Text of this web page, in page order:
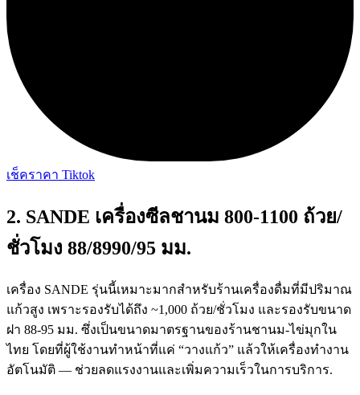
เช็คราคา Tiktok
2. SANDE เครื่องซีลชานม 800-1100 ถ้วย/
ชั่วโมง 88/8990/95 มม.
เครื่อง SANDE รุ่นนี้เหมาะมากสำหรับร้านเครื่องดื่มที่มีปริมาณ
แก้วสูง เพราะรองรับได้ถึง ~1,000 ถ้วย/ชั่วโมง และรองรับขนาด
ฝา 88-95 มม. ซึ่งเป็นขนาดมาตรฐานของร้านชานม-ไข่มุกใน
ไทย โดยที่ผู้ใช้งานทำหน้าที่แค่ “วางแก้ว” แล้วให้เครื่องทำงาน
อัตโนมัติ — ช่วยลดแรงงานและเพิ่มความเร็วในการบริการ.